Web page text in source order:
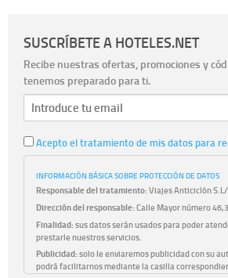
SUSCRÍBETE A HOTELES.NET
Recibe nuestras ofertas, promociones y
tenemos preparado para ti.
Acepto el tratamiento de mis datos para
INFORMACIÓN BÁSICA SOBRE PROTECCIÓN DE DATOS
Responsable del tratamiento:Viajes Anticiclón
Dirección del responsable:Calle Mayor número
Finalidad:sus datos serán usados para poder
prestarle nuestros servicios.
Publicidad:solo le enviaremos publicidad con su
podrá facilitarnos mediante la casilla